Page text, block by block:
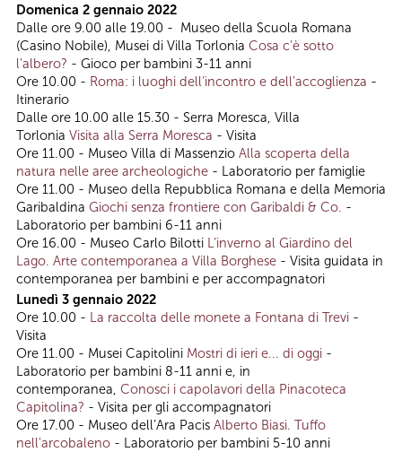
Domenica 2 gennaio 2022
Dalle ore 9.00 alle 19.00 - Museo della Scuola Romana
(Casino Nobile), Musei di Villa Torlonia Cosa c'è sotto
l'albero? - Gioco per bambini 3-11 anni
Ore 10.00 - Roma: i luoghi dell’incontro e dell’accoglienza -
Itinerario
Dalle ore 10.00 alle 15.30 - Serra Moresca, Villa
Torlonia Visita alla Serra Moresca - Visita
Ore 11.00 - Museo Villa di Massenzio Alla scoperta della
natura nelle aree archeologiche - Laboratorio per famiglie
Ore 11.00 - Museo della Repubblica Romana e della Memoria
Garibaldina Giochi senza frontiere con Garibaldi & Co. -
Laboratorio per bambini 6-11 anni
Ore 16.00 - Museo Carlo Bilotti L’inverno al Giardino del
Lago. Arte contemporanea a Villa Borghese - Visita guidata in
contemporanea per bambini e per accompagnatori
Lunedì 3 gennaio 2022
Ore 10.00 - La raccolta delle monete a Fontana di Trevi -
Visita
Ore 11.00 - Musei Capitolini Mostri di ieri e... di oggi -
Laboratorio per bambini 8-11 anni e, in
contemporanea, Conosci i capolavori della Pinacoteca
Capitolina? - Visita per gli accompagnatori
Ore 17.00 - Museo dell’Ara Pacis Alberto Biasi. Tuffo
nell'arcobaleno - Laboratorio per bambini 5-10 anni